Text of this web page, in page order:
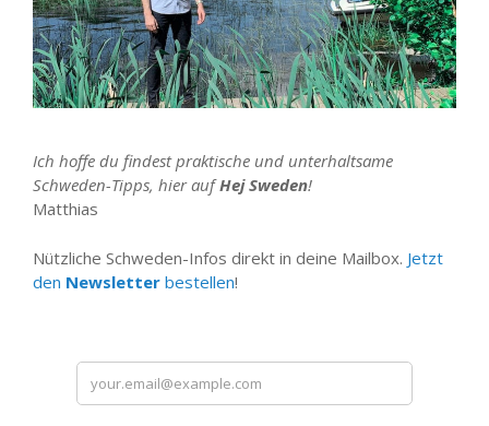
Ich hoffe du findest praktische und unterhaltsame
Schweden-Tipps, hier aufHej Sweden!
Matthias
Nützliche Schweden-Infos direkt in deine Mailbox. Jetzt
den Newsletter bestellen!